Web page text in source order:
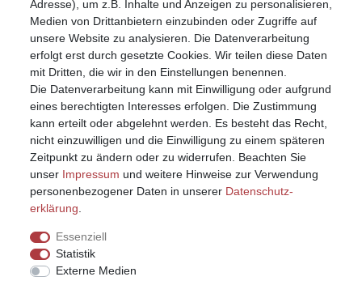
Warenkorb
Adresse), um z.B. Inhalte und Anzeigen zu personalisieren,
Medien von Drittanbietern einzubinden oder Zugriffe auf
unsere Website zu analysieren. Die Datenverarbeitung
erfolgt erst durch gesetzte Cookies. Wir teilen diese Daten
mit Dritten, die wir in den Einstellungen benennen.
Die Datenverarbeitung kann mit Einwilligung oder aufgrund
eines berechtigten Interesses erfolgen. Die Zustimmung
kann erteilt oder abgelehnt werden. Es besteht das Recht,
nicht einzuwilligen und die Einwilligung zu einem späteren
Zeitpunkt zu ändern oder zu widerrufen. Beachten Sie
unser Impressum und weitere Hinweise zur Verwendung
personenbezogener Daten in unserer Daten­schutz­
erklärung
Essenziell
Statistik
Externe Medien